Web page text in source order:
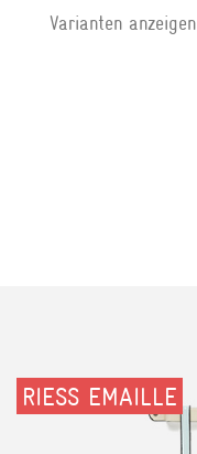
Varianten anzeigen
RIESS EMAILLE